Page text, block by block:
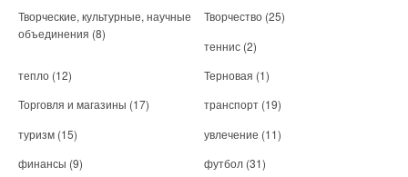
Творческие, культурные, научные
объединения (8)
Творчество (25)
теннис (2)
тепло (12) Терновая (1)
Торговля и магазины (17) транспорт (19)
туризм (15) увлечение (11)
финансы (9) футбол (31)